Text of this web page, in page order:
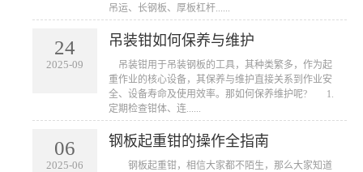
吊运、长钢板、厚板杠杆......
24
2025-09
吊装钳如何保养与维护
​ 吊装钳用于吊装钢板的工具，其种类繁多，作为起
重作业的核心设备，其保养与维护直接关系到作业安
全、设备寿命及使用效率。那如何保养维护呢? 1.
定期检查钳体、连......
06
2025-06
钢板起重钳的操作全指南
​ 钢板起重钳，相信大家都不陌生，那么大家知道